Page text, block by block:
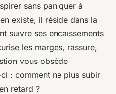
sans paniquer à
existe, il réside dans la
suivre ses encaissements
les marges, rassure,
vous obsède
: comment ne plus subir
retard ?